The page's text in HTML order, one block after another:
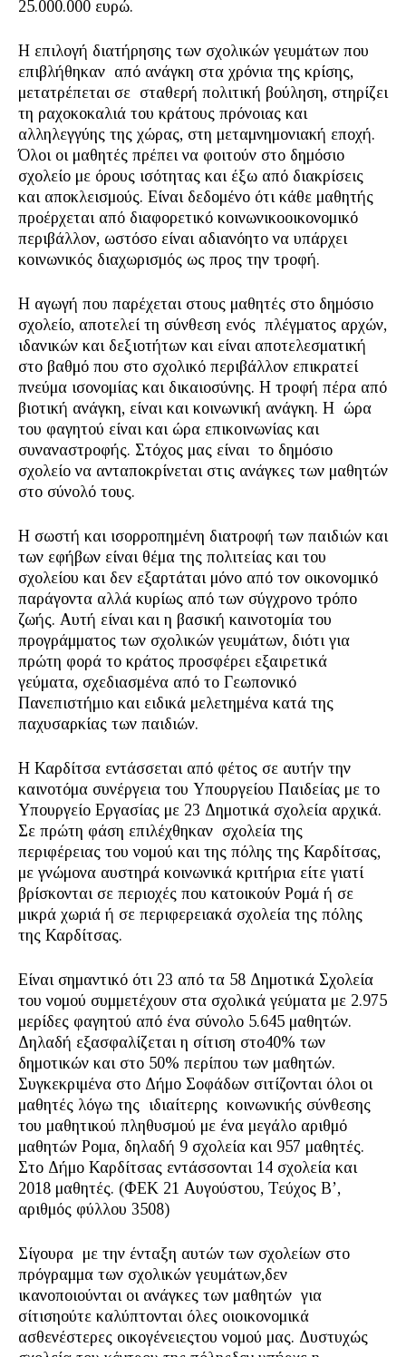
25.000.000 ευρώ.
Η επιλογή διατήρησης των σχολικών γευμάτων που
επιβλήθηκαν από ανάγκη στα χρόνια της κρίσης,
μετατρέπεται σε σταθερή πολιτική βούληση, στηρίζει
τη ραχοκοκαλιά του κράτους πρόνοιας και
αλληλεγγύης της χώρας, στη μεταμνημονιακή εποχή.
Όλοι οι μαθητές πρέπει να φοιτούν στο δημόσιο
σχολείο με όρους ισότητας και έξω από διακρίσεις
και αποκλεισμούς. Είναι δεδομένο ότι κάθε μαθητής
προέρχεται από διαφορετικό κοινωνικοοικονομικό
περιβάλλον, ωστόσο είναι αδιανόητο να υπάρχει
κοινωνικός διαχωρισμός ως προς την τροφή.
Η αγωγή που παρέχεται στους μαθητές στο δημόσιο
σχολείο, αποτελεί τη σύνθεση ενός πλέγματος αρχών,
ιδανικών και δεξιοτήτων και είναι αποτελεσματική
στο βαθμό που στο σχολικό περιβάλλον επικρατεί
πνεύμα ισονομίας και δικαιοσύνης. Η τροφή πέρα από
βιοτική ανάγκη, είναι και κοινωνική ανάγκη. Η ώρα
του φαγητού είναι και ώρα επικοινωνίας και
συναναστροφής. Στόχος μας είναι το δημόσιο
σχολείο να ανταποκρίνεται στις ανάγκες των μαθητών
στο σύνολό τους.
Η σωστή και ισορροπημένη διατροφή των παιδιών και
των εφήβων είναι θέμα της πολιτείας και του
σχολείου και δεν εξαρτάται μόνο από τον οικονομικό
παράγοντα αλλά κυρίως από των σύγχρονο τρόπο
ζωής. Αυτή είναι και η βασική καινοτομία του
προγράμματος των σχολικών γευμάτων, διότι για
πρώτη φορά το κράτος προσφέρει εξαιρετικά
γεύματα, σχεδιασμένα από το Γεωπονικό
Πανεπιστήμιο και ειδικά μελετημένα κατά της
παχυσαρκίας των παιδιών.
Η Καρδίτσα εντάσσεται από φέτος σε αυτήν την
καινοτόμα συνέργεια του Υπουργείου Παιδείας με το
Υπουργείο Εργασίας με 23 Δημοτικά σχολεία αρχικά.
Σε πρώτη φάση επιλέχθηκαν σχολεία της
περιφέρειας του νομού και της πόλης της Καρδίτσας,
με γνώμονα αυστηρά κοινωνικά κριτήρια είτε γιατί
βρίσκονται σε περιοχές που κατοικούν Ρομά ή σε
μικρά χωριά ή σε περιφερειακά σχολεία της πόλης
της Καρδίτσας.
Είναι σημαντικό ότι 23 από τα 58 Δημοτικά Σχολεία
του νομού συμμετέχουν στα σχολικά γεύματα με 2.975
μερίδες φαγητού από ένα σύνολο 5.645 μαθητών.
Δηλαδή εξασφαλίζεται η σίτιση στο40% των
δημοτικών και στο 50% περίπου των μαθητών.
Συγκεκριμένα στο Δήμο Σοφάδων σιτίζονται όλοι οι
μαθητές λόγω της ιδιαίτερης κοινωνικής σύνθεσης
του μαθητικού πληθυσμού με ένα μεγάλο αριθμό
μαθητών Ρομα, δηλαδή 9 σχολεία και 957 μαθητές.
Στο Δήμο Καρδίτσας εντάσσονται 14 σχολεία και
2018 μαθητές. (ΦΕΚ 21 Αυγούστου, Τεύχος Β’,
αριθμός φύλλου 3508)
Σίγουρα με την ένταξη αυτών των σχολείων στο
πρόγραμμα των σχολικών γευμάτων,δεν
ικανοποιούνται οι ανάγκες των μαθητών για
σίτισηούτε καλύπτονται όλες οιοικονομικά
ασθενέστερες οικογένειεςτου νομού μας. Δυστυχώς